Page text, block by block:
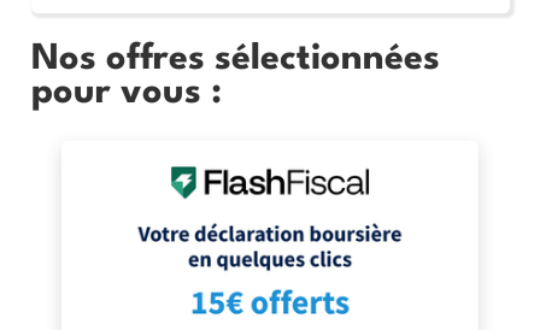
Nos offres sélectionnées
pour vous :